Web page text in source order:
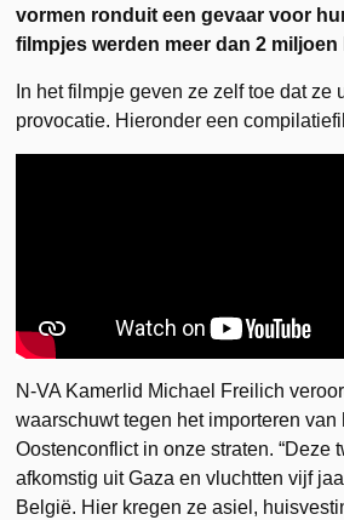
vormen ronduit een gevaar voor
filmpjes werden meer dan 2 miljoen
In het filmpje geven ze zelf toe dat ze
provocatie. Hieronder een
N-VA Kamerlid Michael Freilich
waarschuwt tegen het importeren van
Oostenconflict in onze straten. “Deze
afkomstig uit Gaza en vluchtten vijf
België. Hier kregen ze asiel,